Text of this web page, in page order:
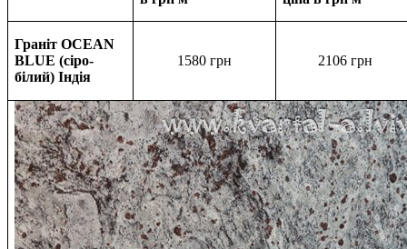
Граніт OCEAN
BLUE (сіро-
білий) Індія
1580 грн 2106 грн